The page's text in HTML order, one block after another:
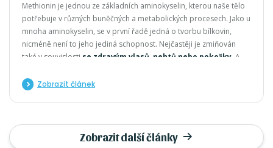
Methionin je jednou ze základních aminokyselin, kterou naše tělo
potřebuje v různých buněčných a metabolických procesech. Jako u
mnoha aminokyselin, se v první řadě jedná o tvorbu bílkovin,
nicméně není to jeho jediná schopnost. Nejčastěji je zmiňován
také v souvislosti se zdravým vlasů, nehtů nebo pokožky . A
Zobrazit článek
Zobrazit další články